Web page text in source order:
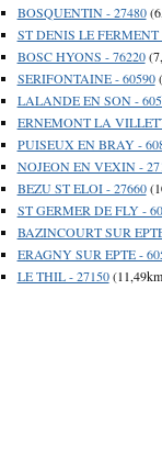
BOSQUENTIN - 27480
ST DENIS LE FERMENT
BOSC HYONS - 76220
SERIFONTAINE - 60590
LALANDE EN SON -
ERNEMONT LA
PUISEUX EN BRAY -
NOJEON EN VEXIN -
BEZU ST ELOI - 27660
ST GERMER DE FLY -
BAZINCOURT SUR
ERAGNY SUR EPTE -
LE THIL - 27150